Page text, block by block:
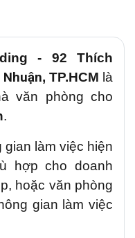
- 92 Thích
, TP.HCM là
văn phòng cho
.
làm việc hiện
hợp cho doanh
hoặc văn phòng
gian làm việc